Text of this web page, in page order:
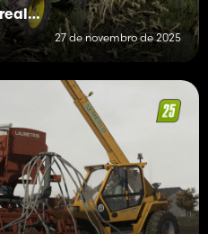
Reshade + iluminação realista de última geração
27 de novembro de 2025